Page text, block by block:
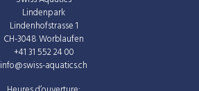
Lindenpark
Lindenhofstrasse 1
CH-3048 Worblaufen
+41 31 552 24 00
info@swiss-aquatics.ch